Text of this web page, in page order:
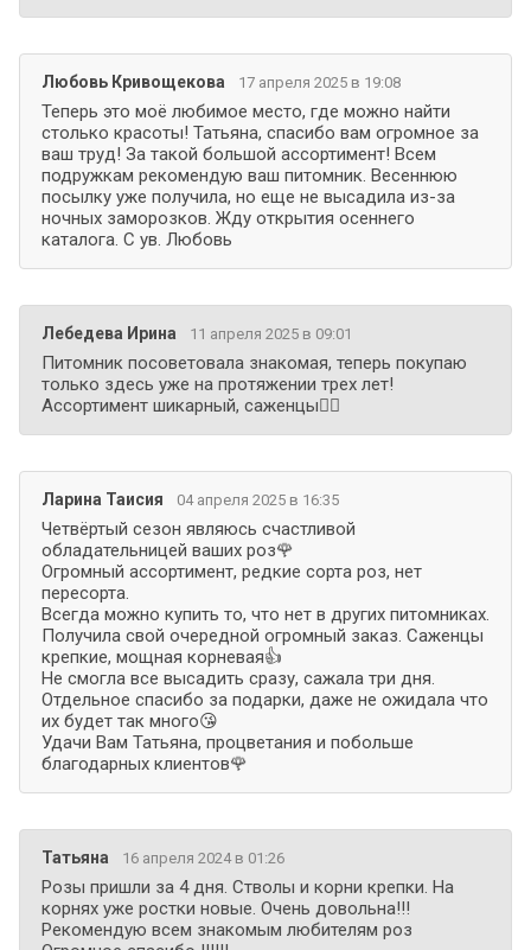
Любовь Кривощекова 17 апреля 2025 в 19:08
Теперь это моё любимое место, где можно найти
столько красоты! Татьяна, спасибо вам огромное за
ваш труд! За такой большой ассортимент! Всем
подружкам рекомендую ваш питомник. Весеннюю
посылку уже получила, но еще не высадила из-за
ночных заморозков. Жду открытия осеннего
каталога. С ув. Любовь
Лебедева Ирина 11 апреля 2025 в 09:01
Питомник посоветовала знакомая, теперь покупаю
только здесь уже на протяжении трех лет!
Ассортимент шикарный, саженцы👍🏻
Ларина Таисия 04 апреля 2025 в 16:35
Четвёртый сезон являюсь счастливой
обладательницей ваших роз🌹
Огромный ассортимент, редкие сорта роз, нет
пересорта.
Всегда можно купить то, что нет в других питомниках.
Получила свой очередной огромный заказ. Саженцы
крепкие, мощная корневая👍
Не смогла все высадить сразу, сажала три дня.
Отдельное спасибо за подарки, даже не ожидала что
их будет так много😘
Удачи Вам Татьяна, процветания и побольше
благодарных клиентов🌹
Татьяна 16 апреля 2024 в 01:26
Розы пришли за 4 дня. Стволы и корни крепки. На
корнях уже ростки новые. Очень довольна!!!
Рекомендую всем знакомым любителям роз